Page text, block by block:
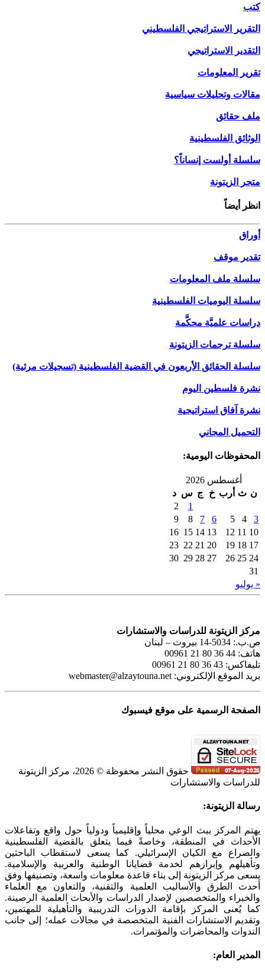
كتب
التقرير الاستراتيجي الفلسطيني
التقدير الاستراتيجي
تقرير المعلومات
مقالات وتحليلات سياسية
ملف حقائق
الوثائق الفلسطينية
سلسلة أولست إنساناً؟
متجر الزيتونة
انظر أيضاً
أوراق
تقدير موقف
سلسلة ملف المعلومات
سلسلة اليوميات الفلسطينية
دراسات علميَّة محكَّمة
سلسلة ترجمات الزيتونة
سلسلة الحقائق الأربعون في القضية الفلسطينية (تسجيلات مرئية)
نشرة فلسطين اليوم
نشرة آفاق استراتيجية
التحميل المجاني
المحفوظات اليومية:
أغسطس 2026
ن ث أرب خ ج س د
1
2
3
4
5
6
7
8
9
10
11
12
13
14
15
16
17
18
19
20
21
22
23
24
25
26
27
28
29
30
31
« يوليو
مركز الزيتونة للدراسات والاستشارات
ص.ب.: 5034-14 بيروت – لبنان
هاتف: 44 36 80 21 00961
تليفاكس: 43 36 80 21 00961
بريد الموقع الإلكتروني: webmaster@alzaytouna.net
الصفحة الرسمية على موقع فيسبوك
حقوق النشر محفوظة © 2026، مركز الزيتونة
للدراسات والاستشارات
Toggle
Bar
Area
رسالة الزيتونة:
يهتم المركز ببث الوعي محلياً وإقليمياً ودولياً حول واقع وتفاعلات
الأحداث في المنطقة، وخاصةً فيما يتعلق بالقضية الفلسطينية
والصراع مع الكيان الإسرائيلي. كما يسعى لاستقطاب الباحثين
وتأهيلهم وإبرازهم لخدمة قضايانا الوطنية والعربية والإسلامية.
يسعى مركز الزيتونة إلى بناء قاعدة معلومات واسعة، وتصنيفها وفق
أحدث الطرق والأساليب العلمية والتقنية، والتعاون مع العلماء
والخبراء والمتخصصين لإصدار الدراسات والأبحاث العلمية الرصينة.
كما يُعنى المركز بإقامة الدورات التدريبية والتأهيلية للمهتمين،
وتقديم الاستشارات الفنية المتخصصة في مجالات عمله؛ إلى جانب
الندوات والمحاضرات والمؤتمرات.
المدير العام: